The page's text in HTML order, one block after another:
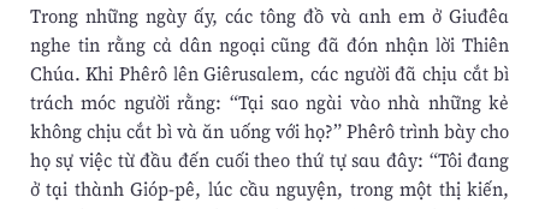
Trong những ngày ấy, các tông đồ và anh em ở Giuđêa
nghe tin rằng cả dân ngoại cũng đã đón nhận lời Thiên
Chúa. Khi Phêrô lên Giêrusalem, các người đã chịu cắt bì
trách móc người rằng: “Tại sao ngài vào nhà những kẻ
không chịu cắt bì và ăn uống với họ?” Phêrô trình bày cho
họ sự việc từ đầu đến cuối theo thứ tự sau đây: “Tôi đang
ở tại thành Gióp-pê, lúc cầu nguyện, trong một thị kiến,